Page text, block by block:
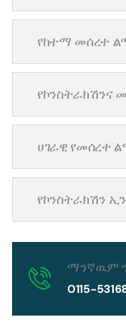
የከተማ መሰረተ
ሀገራዊ የመሰረተ
የኮንስትራክሽን
ማንኛዉም
0115-